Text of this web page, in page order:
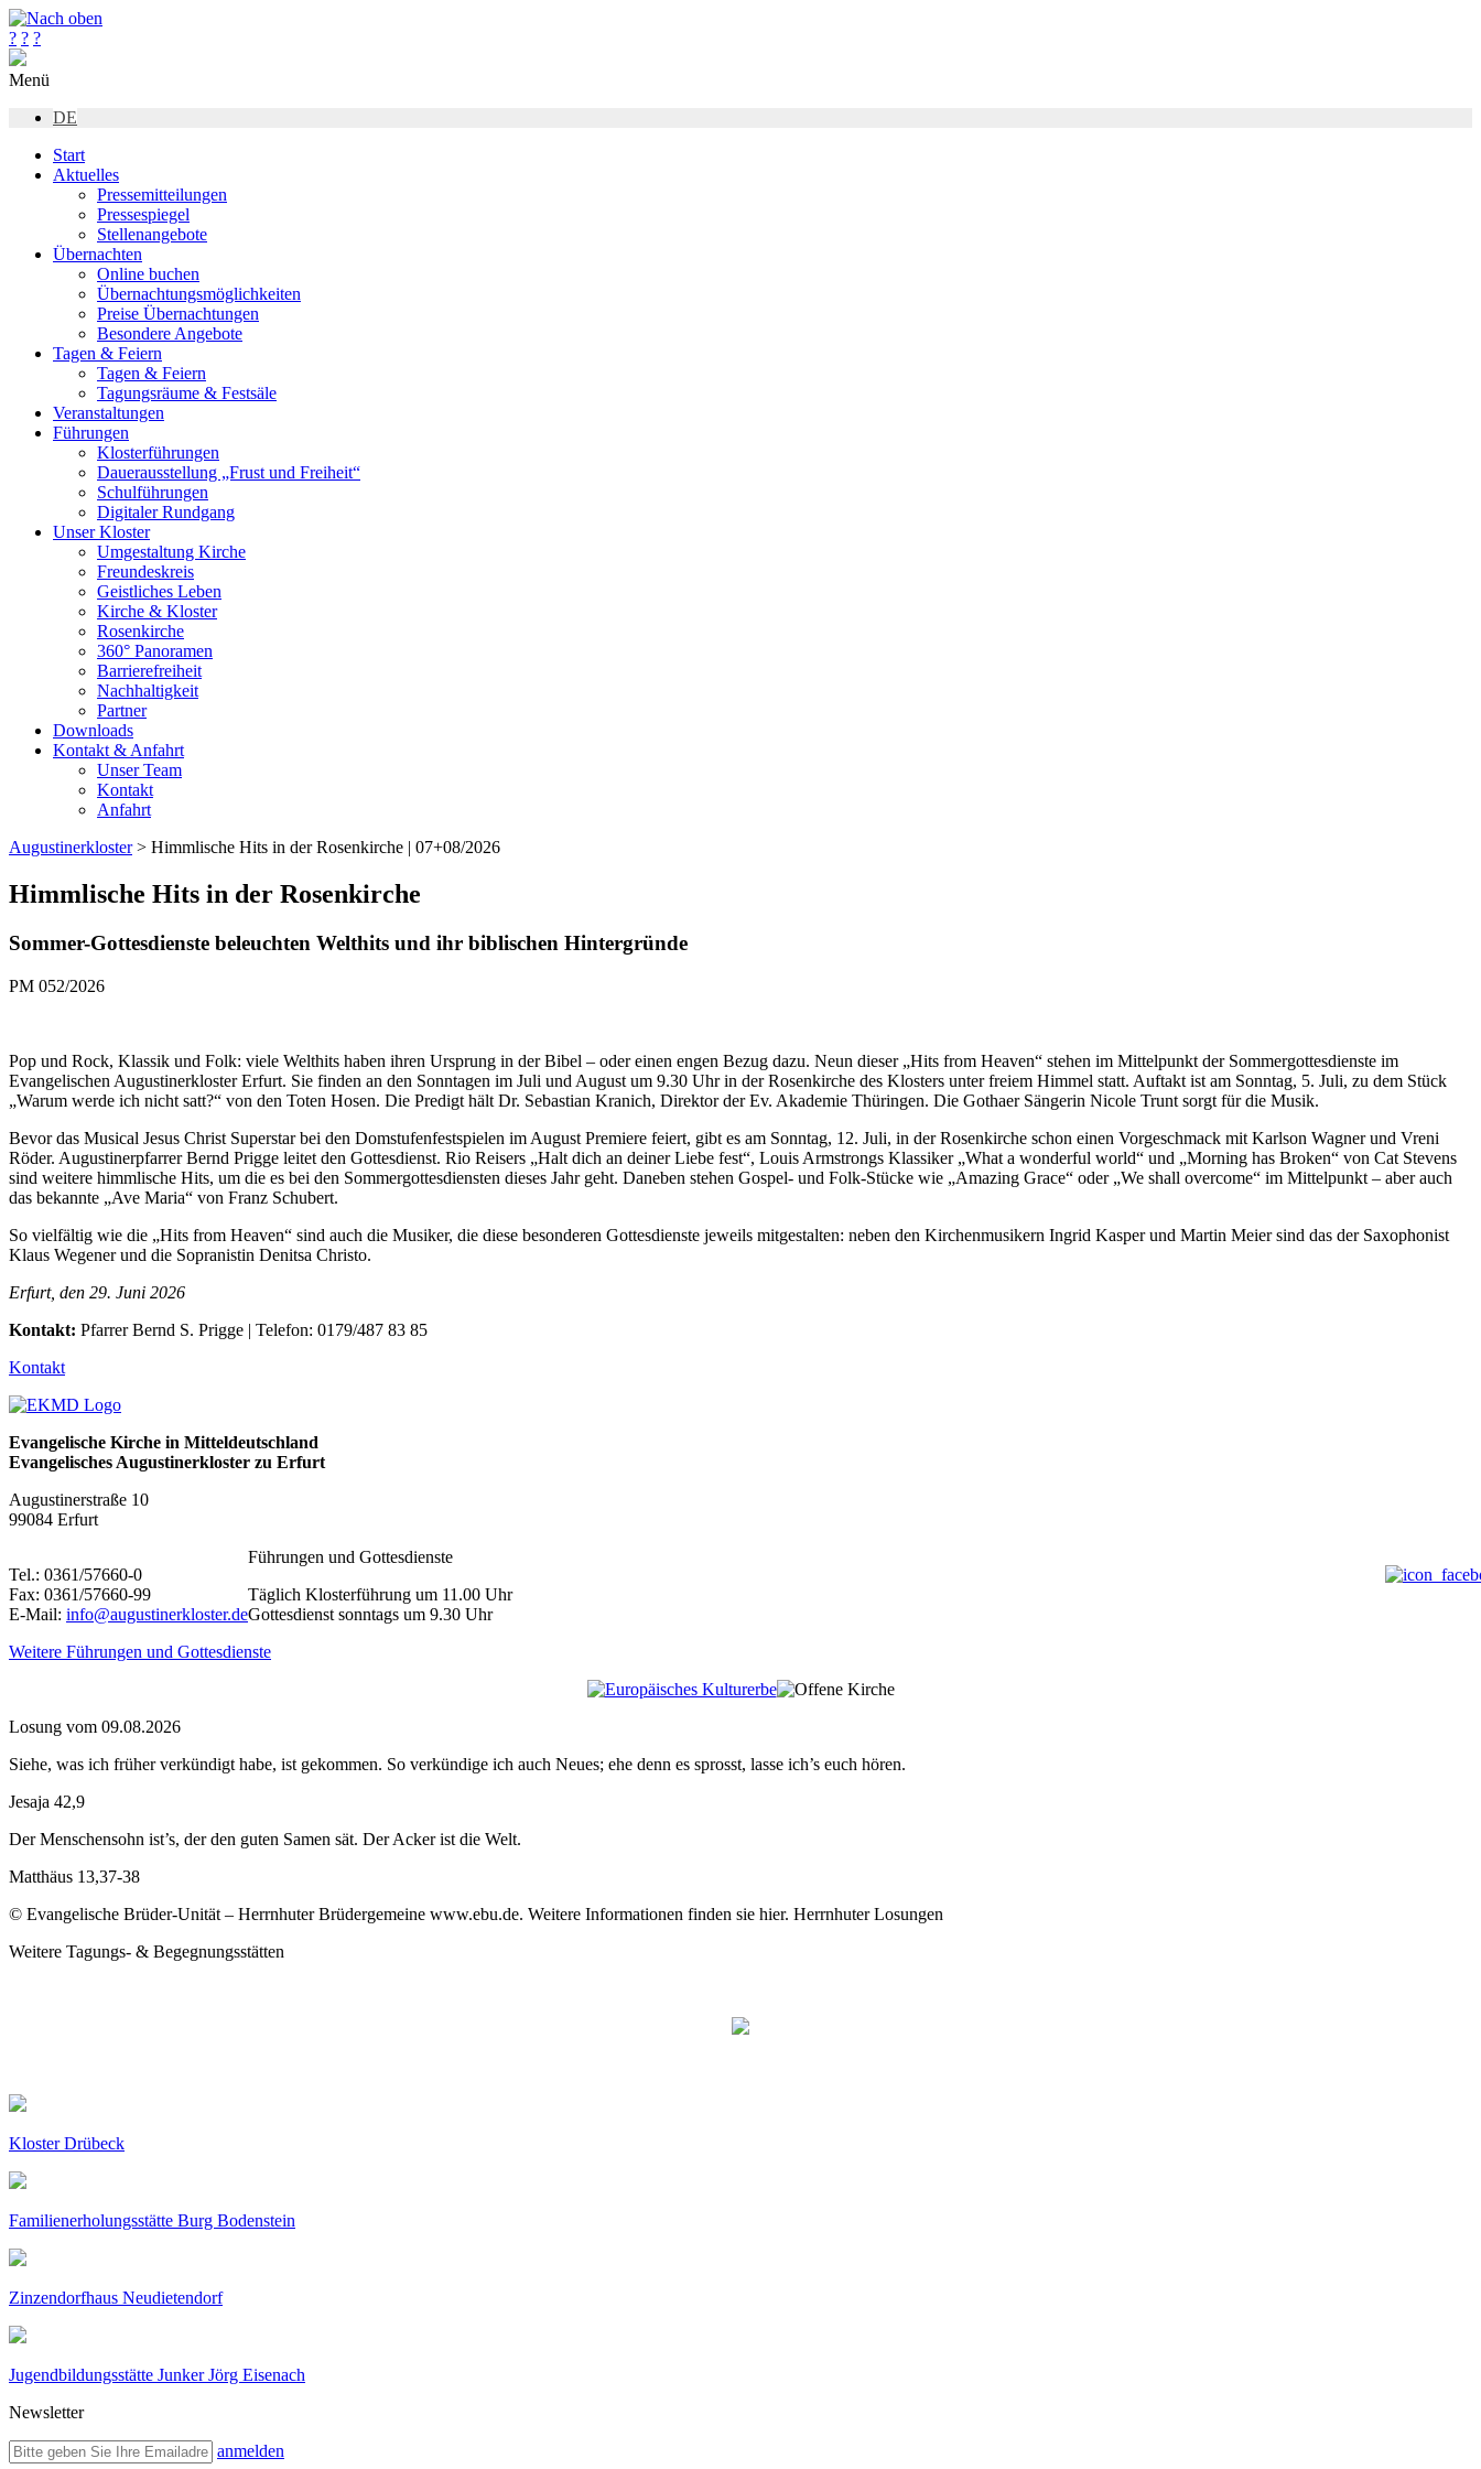
? ? ?
Menü
DE
Start
Aktuelles
Pressemitteilungen
Pressespiegel
Stellenangebote
Übernachten
Online buchen
Übernachtungsmöglichkeiten
Preise Übernachtungen
Besondere Angebote
Tagen & Feiern
Tagen & Feiern
Tagungsräume & Festsäle
Veranstaltungen
Führungen
Klosterführungen
Dauerausstellung „Frust und Freiheit“
Schulführungen
Digitaler Rundgang
Unser Kloster
Umgestaltung Kirche
Freundeskreis
Geistliches Leben
Kirche & Kloster
Rosenkirche
360° Panoramen
Barrierefreiheit
Nachhaltigkeit
Partner
Downloads
Kontakt & Anfahrt
Unser Team
Kontakt
Anfahrt
Augustinerkloster> Himmlische Hits in der Rosenkirche | 07+08/2026
Himmlische Hits in der Rosenkirche
Sommer-Gottesdienste beleuchten Welthits und ihr biblischen Hintergründe
PM 052/2026
Pop und Rock, Klassik und Folk: viele Welthits haben ihren Ursprung in der Bibel – oder einen engen Bezug dazu. Neun dieser „Hits from Heaven“ stehen im Mittelpunkt der Sommergottesdienste im
Evangelischen Augustinerkloster Erfurt. Sie finden an den Sonntagen im Juli und August um 9.30 Uhr in der Rosenkirche des Klosters unter freiem Himmel statt. Auftakt ist am Sonntag, 5. Juli, zu dem Stück
„Warum werde ich nicht satt?“ von den Toten Hosen. Die Predigt hält Dr. Sebastian Kranich, Direktor der Ev. Akademie Thüringen. Die Gothaer Sängerin Nicole Trunt sorgt für die Musik.
Bevor das Musical Jesus Christ Superstar bei den Domstufenfestspielen im August Premiere feiert, gibt es am Sonntag, 12. Juli, in der Rosenkirche schon einen Vorgeschmack mit Karlson Wagner und Vreni
Röder. Augustinerpfarrer Bernd Prigge leitet den Gottesdienst. Rio Reisers „Halt dich an deiner Liebe fest“, Louis Armstrongs Klassiker „What a wonderful world“ und „Morning has Broken“ von Cat Stevens
sind weitere himmlische Hits, um die es bei den Sommergottesdiensten dieses Jahr geht. Daneben stehen Gospel- und Folk-Stücke wie „Amazing Grace“ oder „We shall overcome“ im Mittelpunkt – aber auch
das bekannte „Ave Maria“ von Franz Schubert.
So vielfältig wie die „Hits from Heaven“ sind auch die Musiker, die diese besonderen Gottesdienste jeweils mitgestalten: neben den Kirchenmusikern Ingrid Kasper und Martin Meier sind das der Saxophonist
Klaus Wegener und die Sopranistin Denitsa Christo.
Erfurt, den 29. Juni 2026
Kontakt: Pfarrer Bernd S. Prigge | Telefon: 0179/487 83 85
Kontakt
Evangelische Kirche in Mitteldeutschland
Evangelisches Augustinerkloster zu Erfurt
Augustinerstraße 10
99084 Erfurt
Tel.: 0361/57660-0
Fax: 0361/57660-99
E-Mail: info@augustinerkloster.de
Führungen und Gottesdienste
Täglich Klosterführung um 11.00 Uhr
Gottesdienst sonntags um 9.30 Uhr
Weitere Führungen und Gottesdienste
Losung vom 09.08.2026
Siehe, was ich früher verkündigt habe, ist gekommen. So verkündige ich auch Neues; ehe denn es sprosst, lasse ich’s euch hören.
Jesaja 42,9
Der Menschensohn ist’s, der den guten Samen sät. Der Acker ist die Welt.
Matthäus 13,37-38
© Evangelische Brüder-Unität – Herrnhuter Brüdergemeine www.ebu.de. Weitere Informationen finden sie hier. Herrnhuter Losungen
Weitere Tagungs- & Begegnungsstätten
Kloster Drübeck
Familienerholungsstätte Burg Bodenstein
Zinzendorfhaus Neudietendorf
Jugendbildungsstätte Junker Jörg Eisenach
Newsletter
anmelden